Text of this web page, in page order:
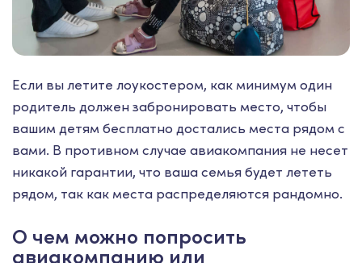
Если вы летите лоукостером, как минимум один
родитель должен забронировать место, чтобы
вашим детям бесплатно достались места рядом с
вами. В противном случае авиакомпания не несет
никакой гарантии, что ваша семья будет лететь
рядом, так как места распределяются рандомно.
О чем можно попросить
авиакомпанию или